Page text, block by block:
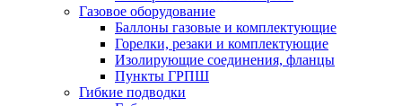
Газовое оборудование
Баллоны газовые и комплектующие
Горелки, резаки и комплектующие
Изолирующие соединения, фланцы
Пункты ГРПШ
Гибкие подводки